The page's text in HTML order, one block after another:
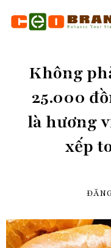
Không
25.000
là hương
xếp